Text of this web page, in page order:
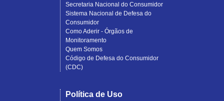
Secretaria Nacional do Consumidor
Sistema Nacional de Defesa do
Consumidor
Como Aderir - Órgãos de
Monitoramento
Quem Somos
Código de Defesa do Consumidor
(CDC)
Política de Uso